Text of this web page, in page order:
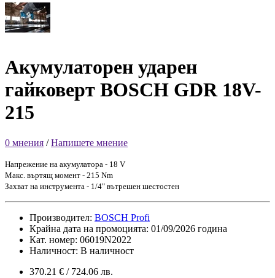
Акумулаторен ударен
гайковерт BOSCH GDR 18V-
215
0 мнения /Напишете мнение
Напрежение на акумулатора - 18 V
Макс. въртящ момент - 215 Nm
Захват на инструмента - 1/4" вътрешен шестостен
Производител: BOSCH Profi
Крайна дата на промоцията: 01/09/2026 година
Кат. номер: 06019N2022
Наличност: В наличност
370.21 € / 724.06 лв.